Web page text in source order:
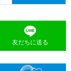
友だちに送る